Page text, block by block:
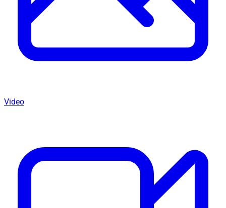
Video